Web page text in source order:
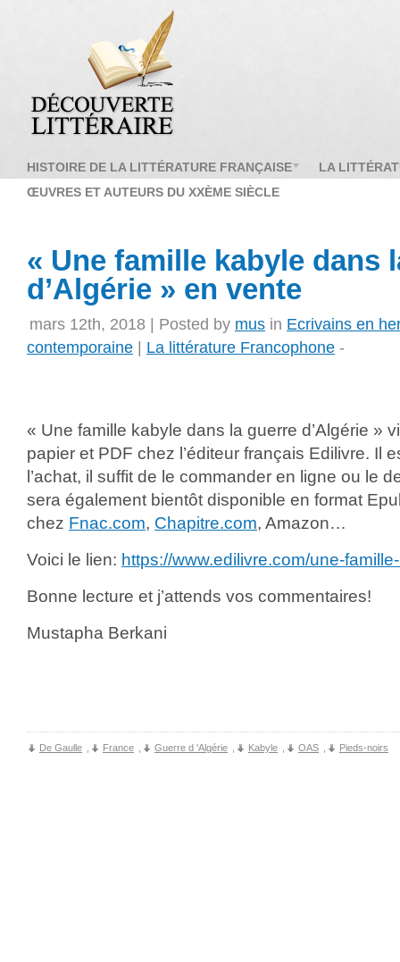
HISTOIRE DE LA LITTÉRATURE FRANÇAISE
LA
ŒUVRES ET AUTEURS DU XXÈME SIÈCLE
« Une famille kabyle dans
d’Algérie » en vente
mars 12th, 2018 | Posted by mus in Ecrivains en
contemporaine
La littérature Francophone -
« Une famille kabyle dans la guerre d’Algérie »
papier et PDF chez l’éditeur français Edilivre. Il
l’achat, il suffit de le commander en ligne ou le
sera également bientôt disponible en format
chez Fnac.com, Chapitre.com, Amazon…
Voici le lien: https://www.edilivre.com/une-
Bonne lecture et j’attends vos commentaires!
Mustapha Berkani
De Gaulle France Guerre d 'Algérie Kabyle OAS Pieds-noirs